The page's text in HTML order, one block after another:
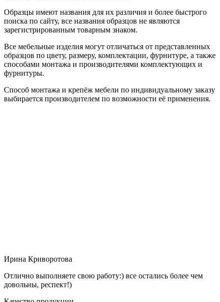
Образцы имеют названия для их различия и более быстрого
поиска по сайту, все названия образцов не являются
зарегистрированным товарным знаком.
Все мебельные изделия могут отличаться от представленных
образцов по цвету, размеру, комплектации, фурнитуре, а также
способами монтажа и производителями комплектующих и
фурнитуры.
Способ монтажа и крепёж мебели по индивидуальному заказу
выбирается производителем по возможности её применения.
Ирина Криворотова
Отлично выполняете свою работу:) все остались более чем
довольны, респект!)